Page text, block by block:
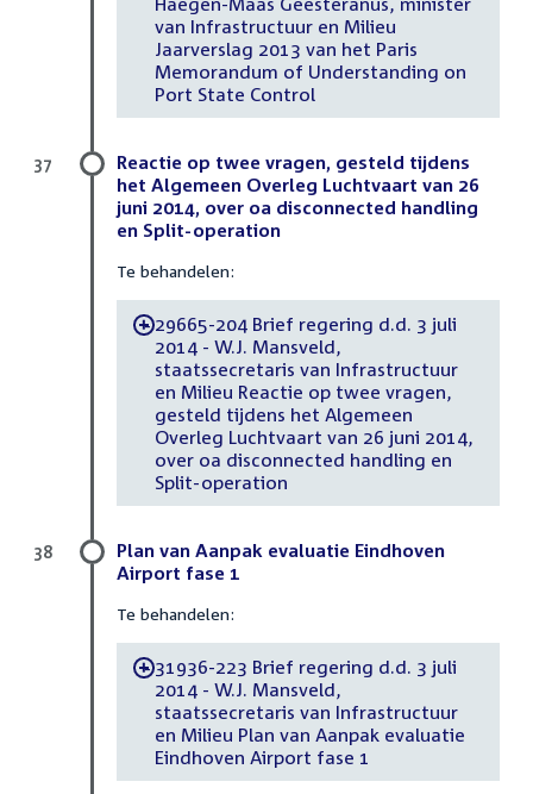
van Infrastructuur en Milieu
Jaarverslag 2013 van het Paris
Memorandum of Understanding on
Port State Control
Reactie op twee vragen, gesteld tijdens
het Algemeen Overleg Luchtvaart van 26
juni 2014, over oa disconnected handling
en Split-operation
Te behandelen:
-29665-204 Brief regering d.d. 3 juli
2014 - W.J. Mansveld,
staatssecretaris van Infrastructuur
en Milieu Reactie op twee vragen,
gesteld tijdens het Algemeen
Overleg Luchtvaart van 26 juni 2014,
over oa disconnected handling en
Split-operation
37
Plan van Aanpak evaluatie Eindhoven
Airport fase 1
Te behandelen:
-31936-223 Brief regering d.d. 3 juli
2014 - W.J. Mansveld,
staatssecretaris van Infrastructuur
en Milieu Plan van Aanpak evaluatie
Eindhoven Airport fase 1
38